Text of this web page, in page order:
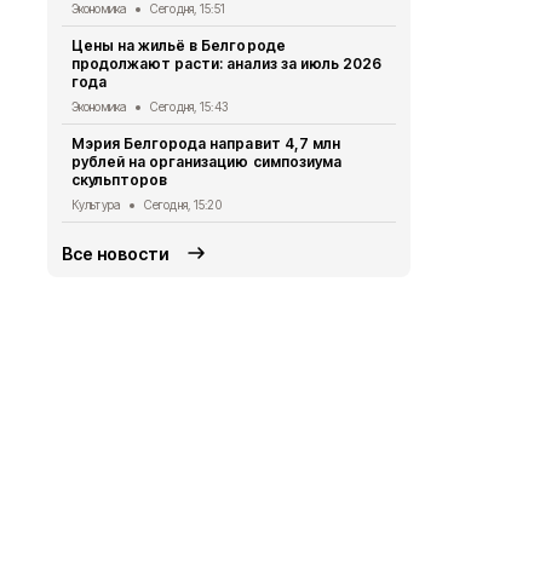
Экономика Сегодня, 15:51
Цены на жильё в Белгороде
продолжают расти: анализ за июль 2026
года
Экономика Сегодня, 15:43
Мэрия Белгорода направит 4,7 млн
рублей на организацию симпозиума
скульпторов
Культура Сегодня, 15:20
Все новости